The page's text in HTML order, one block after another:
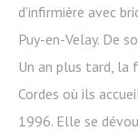
d’infirmière avec
Puy-en-Velay. De
Un an plus tard, la
Cordes où ils
1996. Elle se